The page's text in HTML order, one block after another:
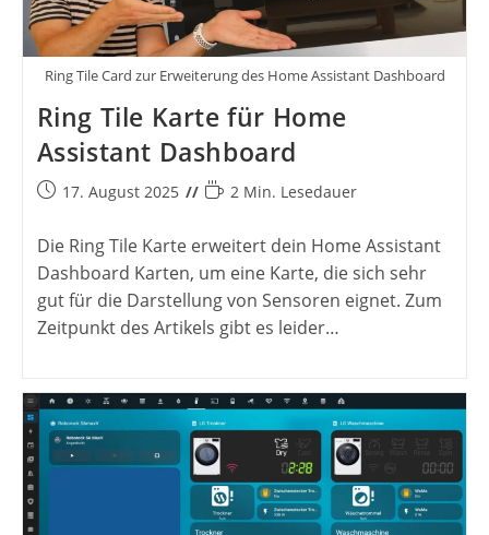
Ring Tile Card zur Erweiterung des Home Assistant Dashboard
Ring Tile Karte für Home
Assistant Dashboard
Beitrag17. August 2025 Lesedauer:
2 Min. Lesedauer
Die Ring Tile Karte erweitert dein Home Assistant
Dashboard Karten, um eine Karte, die sich sehr
gut für die Darstellung von Sensoren eignet. Zum
Zeitpunkt des Artikels gibt es leider…